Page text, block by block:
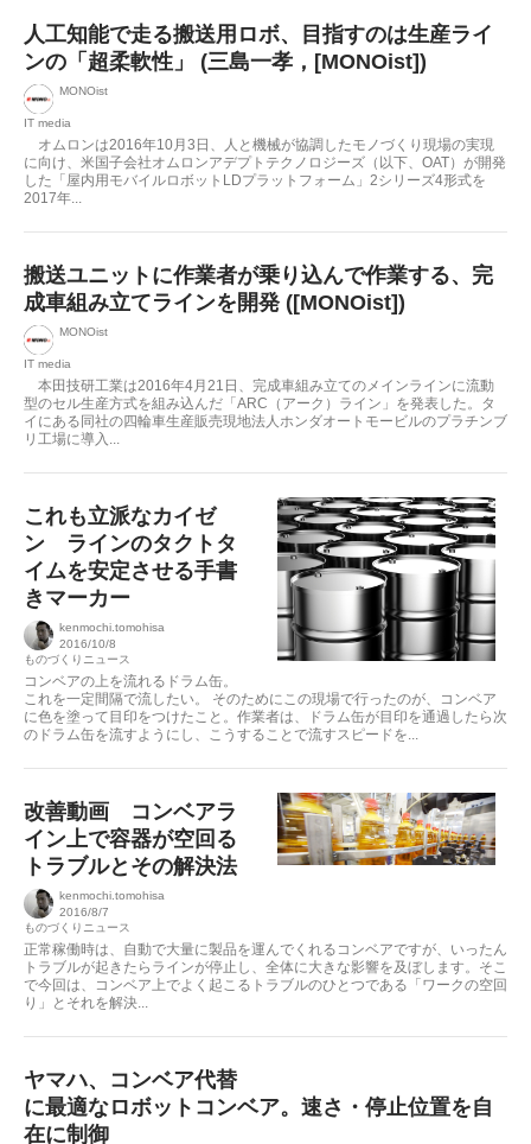
人工知能で走る搬送用ロボ、目指すのは生産ライ
ンの「超柔軟性」 (三島一孝，[MONOist])
MONOist
IT media
オムロンは2016年10月3日、人と機械が協調したモノづくり現場の実現
に向け、米国子会社オムロンアデプトテクノロジーズ（以下、OAT）が開発
した「屋内用モバイルロボットLDプラットフォーム」2シリーズ4形式を
2017年...
搬送ユニットに作業者が乗り込んで作業する、完
成車組み立てラインを開発 ([MONOist])
MONOist
IT media
本田技研工業は2016年4月21日、完成車組み立てのメインラインに流動
型のセル生産方式を組み込んだ「ARC（アーク）ライン」を発表した。タ
イにある同社の四輪車生産販売現地法人ホンダオートモービルのプラチンブ
リ工場に導入...
これも立派なカイゼ
ン ラインのタクトタ
イムを安定させる手書
きマーカー
kenmochi.tomohisa
2016/10/8
ものづくりニュース
コンベアの上を流れるドラム缶。
これを一定間隔で流したい。 そのためにこの現場で行ったのが、コンベア
に色を塗って目印をつけたこと。作業者は、ドラム缶が目印を通過したら次
のドラム缶を流すようにし、こうすることで流すスピードを...
改善動画 コンベアラ
イン上で容器が空回る
トラブルとその解決法
kenmochi.tomohisa
2016/8/7
ものづくりニュース
正常稼働時は、自動で大量に製品を運んでくれるコンベアですが、いったん
トラブルが起きたらラインが停止し、全体に大きな影響を及ぼします。そこ
で今回は、コンベア上でよく起こるトラブルのひとつである「ワークの空回
り」とそれを解決...
ヤマハ、コンベア代替
に最適なロボットコンベア。速さ・停止位置を自
在に制御